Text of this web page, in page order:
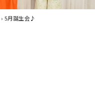
› 5月誕生会♪